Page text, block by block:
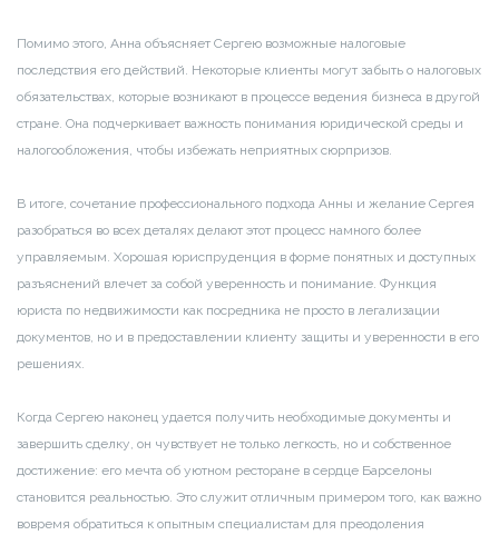
Помимо этого, Анна объясняет Сергею возможные налоговые
последствия его действий. Некоторые клиенты могут забыть о налоговых
обязательствах, которые возникают в процессе ведения бизнеса в другой
стране. Она подчеркивает важность понимания юридической среды и
налогообложения, чтобы избежать неприятных сюрпризов.
В итоге, сочетание профессионального подхода Анны и желание Сергея
разобраться во всех деталях делают этот процесс намного более
управляемым. Хорошая юриспруденция в форме понятных и доступных
разъяснений влечет за собой уверенность и понимание. Функция
юриста по недвижимости как посредника не просто в легализации
документов, но и в предоставлении клиенту защиты и уверенности в его
решениях.
Когда Сергею наконец удается получить необходимые документы и
завершить сделку, он чувствует не только легкость, но и собственное
достижение: его мечта об уютном ресторане в сердце Барселоны
становится реальностью. Это служит отличным примером того, как важно
вовремя обратиться к опытным специалистам для преодоления